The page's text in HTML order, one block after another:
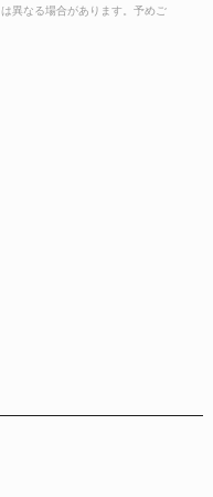
異なる場合があります。予めご